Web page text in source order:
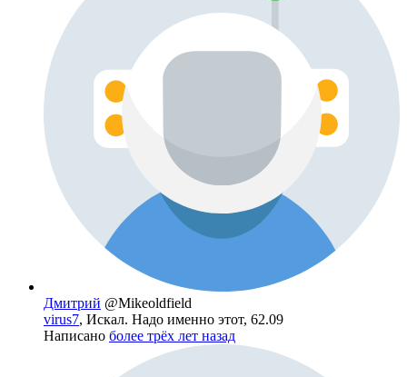
Дмитрий @Mikeoldfield
virus7, Искал. Надо именно этот, 62.09
Написано более трёх лет назад